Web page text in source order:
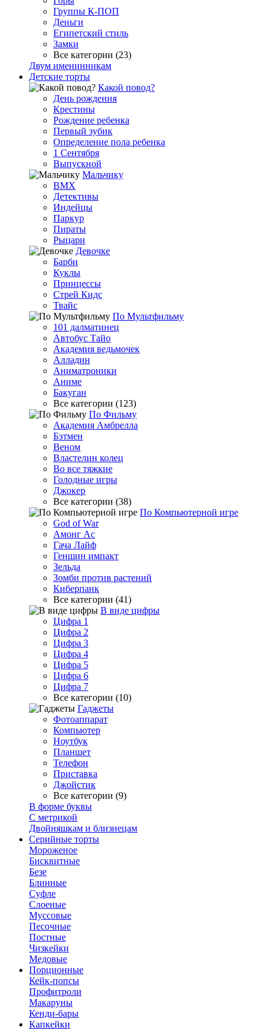
Группы К-ПОП
Деньги
Египетский стиль
Замки
Все категории (23)
Двум именинникам
Детские торты
Какой повод?
День рождения
Крестины
Рождение ребенка
Первый зубик
Определение пола ребенка
1 Сентября
Выпускной
Мальчику
BMX
Детективы
Индейцы
Паркур
Пираты
Рыцари
Девочке
Барби
Куклы
Принцессы
Стрей Кидс
Твайс
По Мультфильму
101 далматинец
Автобус Тайо
Академия ведьмочек
Алладин
Аниматроники
Аниме
Бакуган
Все категории (123)
По Фильму
Академия Амбрелла
Бэтмен
Веном
Властелин колец
Во все тяжкие
Голодные игры
Джокер
Все категории (38)
По Компьютерной игре
God of War
Амонг Ас
Гача Лайф
Геншин импакт
Зельда
Зомби против растений
Киберпанк
Все категории (41)
В виде цифры
Цифра 1
Цифра 2
Цифра 3
Цифра 4
Цифра 5
Цифра 6
Цифра 7
Все категории (10)
Гаджеты
Фотоаппарат
Компьютер
Ноутбук
Планшет
Телефон
Приставка
Джойстик
Все категории (9)
В форме буквы
С метрикой
Двойняшкам и близнецам
Серийные торты
Мороженое
Бисквитные
Безе
Блинные
Суфле
Слоеные
Муссовые
Песочные
Постные
Чизкейки
Медовые
Порционные
Кейк-попсы
Профитроли
Макаруны
Кенди-бары
Капкейки